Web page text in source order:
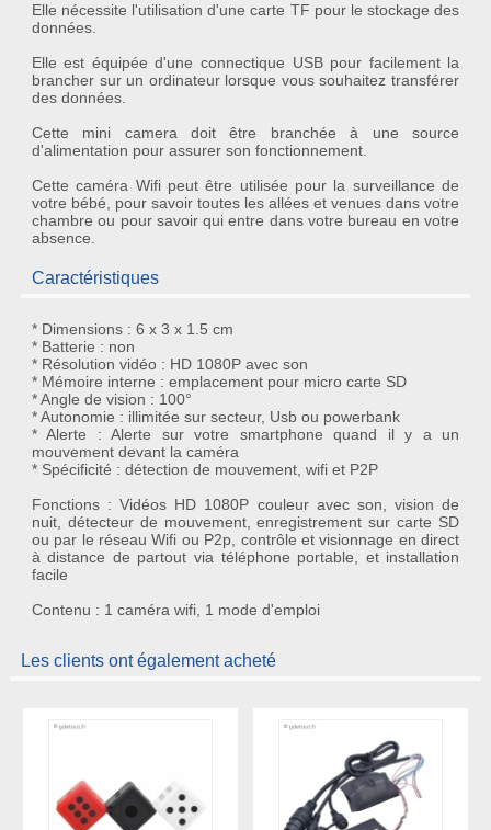
Elle nécessite l'utilisation d'unecarte TF pour le stockage des
données.
Elle est équipée d'une connectique USBpour facilement la
brancher sur un ordinateur lorsque vous souhaitez transférer
des données.
Cette mini camera doit être branchée à une source
d'alimentation pour assurer son fonctionnement.
Cettecaméra Wifi peut être utilisée pour la surveillance de
votre bébé, pour savoir toutes les allées et venues dans votre
chambre ou pour savoir qui entre dans votre bureau en votre
absence.
Caractéristiques
* Dimensions : 6 x 3 x 1.5 cm
* Batterie : non
* Résolution vidéo : HD 1080P avec son
* Mémoire interne : emplacement pour micro carte SD
* Angle de vision : 100°
* Autonomie : illimitée sur secteur, Usb ou powerbank
* Alerte : Alerte sur votre smartphone quand il y a un
mouvement devant la caméra
* Spécificité : détection de mouvement, wifi et P2P
Fonctions : Vidéos HD 1080P couleur avec son, vision de
nuit, détecteur de mouvement, enregistrement sur carte SD
ou par le réseau Wifi ou P2p, contrôle et visionnage en direct
à distance de partout via téléphone portable, et installation
facile
Contenu : 1 caméra wifi, 1 mode d'emploi
Les clients ont également acheté